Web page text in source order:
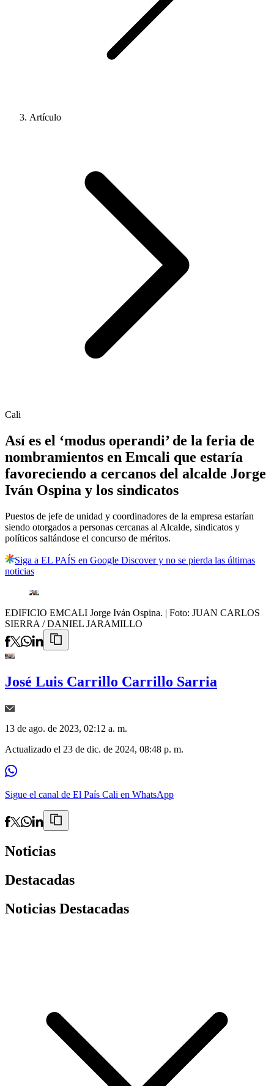
Artículo
Cali
Así es el ‘modus operandi’ de la feria de
nombramientos en Emcali que estaría
favoreciendo a cercanos del alcalde Jorge
Iván Ospina y los sindicatos
Puestos de jefe de unidad y coordinadores de la empresa estarían
siendo otorgados a personas cercanas al Alcalde, sindicatos y
políticos saltándose el concurso de méritos.
Siga a EL PAÍS en Google Discover y no se pierda las últimas
noticias
EDIFICIO EMCALI Jorge Iván Ospina. | Foto: JUAN CARLOS
SIERRA / DANIEL JARAMILLO
José Luis Carrillo Carrillo Sarria
13 de ago. de 2023, 02:12 a. m.
Actualizado el 23 de dic. de 2024, 08:48 p. m.
Sigue el canal de El País Cali en WhatsApp
Noticias
Destacadas
Noticias Destacadas